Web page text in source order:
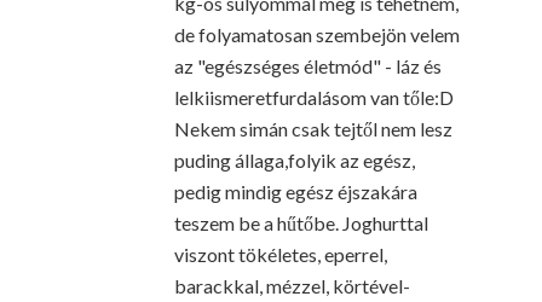
de folyamatosan szembejön velem
az "egészséges életmód" - láz és
lelkiismeretfurdalásom van tőle:D
Nekem simán csak tejtől nem lesz
puding állaga,folyik az egész,
pedig mindig egész éjszakára
teszem be a hűtőbe. Joghurttal
viszont tökéletes, eperrel,
barackkal, mézzel, körtével-